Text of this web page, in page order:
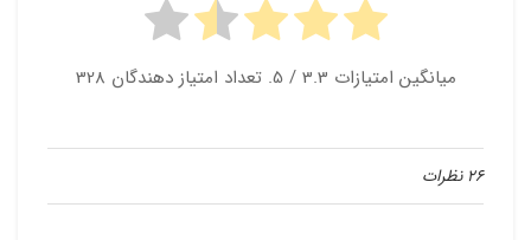
میانگین امتیازات 3.3 / 5. تعداد امتیاز دهندگان 328
26 نظرات